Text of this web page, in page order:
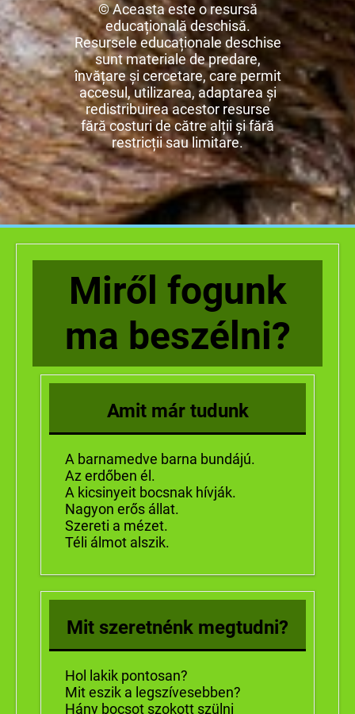
© Aceasta este o resursă
educațională deschisă.
Resursele educaționale deschise
sunt materiale de predare,
învățare și cercetare, care permit
accesul, utilizarea, adaptarea și
redistribuirea acestor resurse
fără costuri de către alții și fără
restricții sau limitare.
Miről fogunk
ma beszélni?
Amit már tudunk
A barnamedve barna bundájú.
Az erdőben él.
A kicsinyeit bocsnak hívják.
Nagyon erős állat.
Szereti a mézet.
Téli álmot alszik.
Mit szeretnénk megtudni?
Hol lakik pontosan?
Mit eszik a legszívesebben?
Hány bocsot szokott szülni